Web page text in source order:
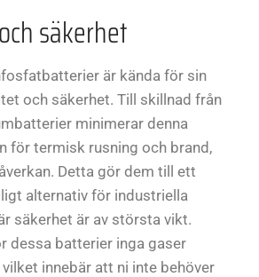
säkerhet
är kända för sin
och säkerhet. Till skillnad från
minimerar denna
för termisk rusning och brand,
Detta gör dem till ett
alternativ för industriella
säkerhet är av största vikt.
dessa batterier inga gaser
innebär att ni inte behöver